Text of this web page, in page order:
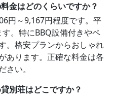
金はどのくらいですか？
円～9,167円程度です。平
。特にBBQ設備付きやペ
。格安プランからおしゃれ
あります。正確な料金は各
い。
別荘はどこですか？